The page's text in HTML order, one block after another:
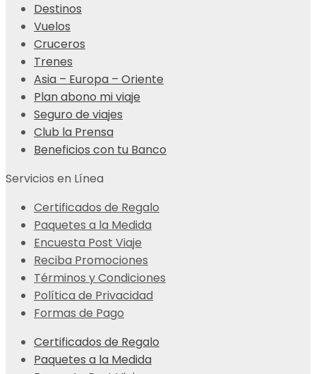
Destinos
Vuelos
Cruceros
Trenes
Asia – Europa – Oriente
Plan abono mi viaje
Seguro de viajes
Club la Prensa
Beneficios con tu Banco
Servicios en Línea
Certificados de Regalo
Paquetes a la Medida
Encuesta Post Viaje
Reciba Promociones
Términos y Condiciones
Política de Privacidad
Formas de Pago
Certificados de Regalo
Paquetes a la Medida